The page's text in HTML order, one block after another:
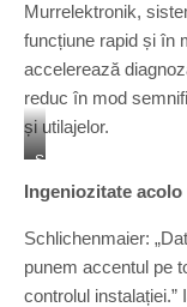
Murrelektronik,
funcțiune rapid și în
accelerează
reduc în mod
și utilajelor.
S
i
i
Ingeniozitate acolo
Schlichenmaier:
punem accentul pe
controlul